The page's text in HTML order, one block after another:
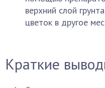
верхний слой
цветок в другое
Краткие